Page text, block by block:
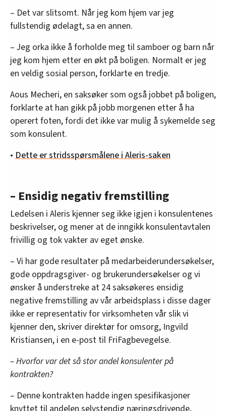
– Det var slitsomt. Når jeg kom hjem var jeg
fullstendig ødelagt, sa en annen.
– Jeg orka ikke å forholde meg til samboer og barn når
jeg kom hjem etter en økt på boligen. Normalt er jeg
en veldig sosial person, forklarte en tredje.
Aous Mecheri, en saksøker som også jobbet på boligen,
forklarte at han gikk på jobb morgenen etter å ha
operert foten, fordi det ikke var mulig å sykemelde seg
som konsulent.
• Dette er stridsspørsmålene i Aleris-saken
– Ensidig negativ fremstilling
Ledelsen i Aleris kjenner seg ikke igjen i konsulentenes
beskrivelser, og mener at de inngikk konsulentavtalen
frivillig og tok vakter av eget ønske.
– Vi har gode resultater på medarbeiderundersøkelser,
gode oppdragsgiver- og brukerundersøkelser og vi
ønsker å understreke at 24 saksøkeres ensidig
negative fremstilling av vår arbeidsplass i disse dager
ikke er representativ for virksomheten vår slik vi
kjenner den, skriver direktør for omsorg, Ingvild
Kristiansen, i en e-post til FriFagbevegelse.
– Hvorfor var det så stor andel konsulenter på
kontrakten?
– Denne kontrakten hadde ingen spesifikasjoner